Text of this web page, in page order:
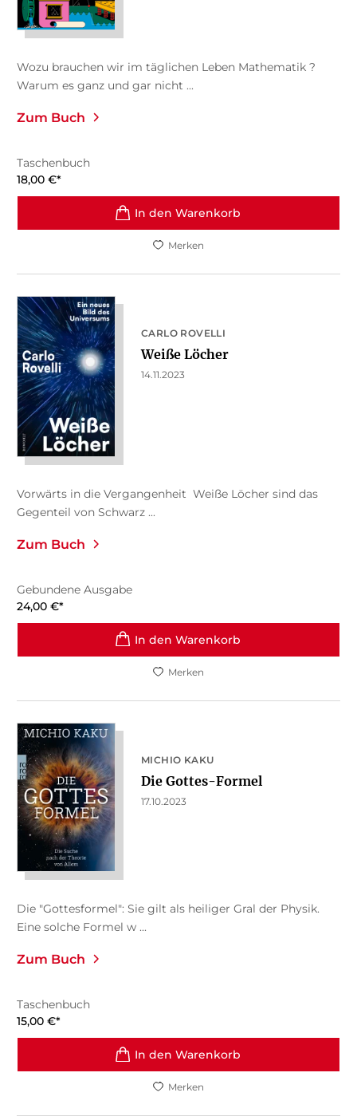
Wozu brauchen wir im täglichen Leben Mathematik ?
Warum es ganz und gar nicht ...
Zum Buch
Taschenbuch
18,00 €*
In den Warenkorb
Merken
CARLO ROVELLI
Weiße Löcher
14.11.2023
Vorwärts in die Vergangenheit Weiße Löcher sind das
Gegenteil von Schwarz ...
Zum Buch
Gebundene Ausgabe
24,00 €*
In den Warenkorb
Merken
MICHIO KAKU
Die Gottes-Formel
17.10.2023
Die "Gottesformel": Sie gilt als heiliger Gral der Physik.
Eine solche Formel w ...
Zum Buch
Taschenbuch
15,00 €*
In den Warenkorb
Merken